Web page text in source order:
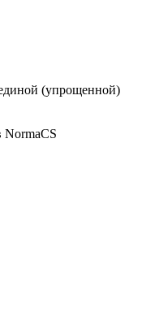
(упрощенной)
NormaCS